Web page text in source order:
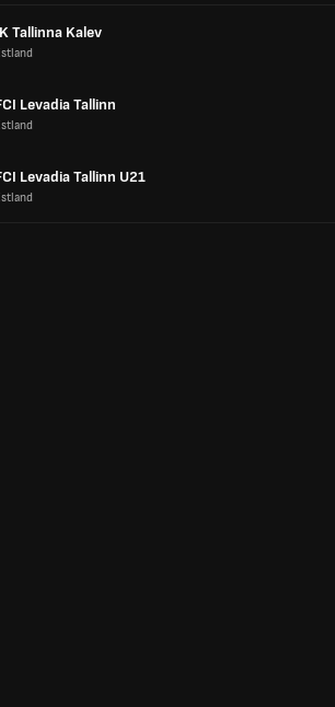
Tallinna Kalev
Levadia Tallinn
Levadia Tallinn U21